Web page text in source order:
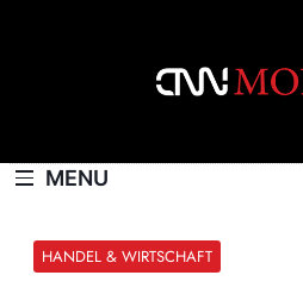
MENU
HANDEL & WIRTSCHAFT